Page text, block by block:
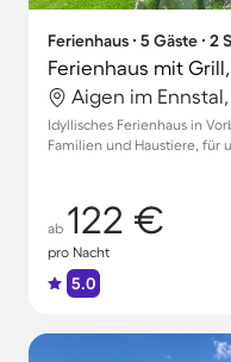
Ferienhaus ∙ 5 Gäste ∙ 2
Ferienhaus mit
Aigen im
Idyllisches Ferienhaus in
Familien und Haustiere, für
ab 122 €
pro Nacht
5.0